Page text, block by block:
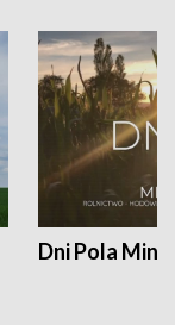
Dni Pola